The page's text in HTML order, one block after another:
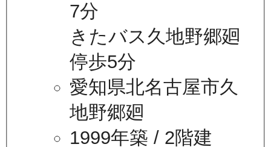
7分
きたバス久地野郷廻
停歩5分
愛知県北名古屋市久
地野郷廻
1999年築 / 2階建